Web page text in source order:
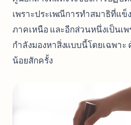
เพราะประเพณีการทำสมาธิที่แข็
ภาคเหนือ และอีกส่วนหนึ่งเป็นเ
กำลังมองหาสิ่งแบบนี้โดยเฉพาะ
น้อยสักครั้ง